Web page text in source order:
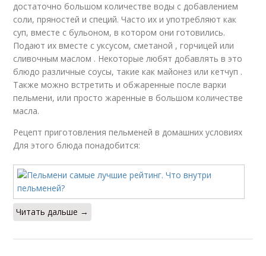
достаточно большом количестве воды с добавлением
соли, пряностей и специй. Часто их и употребляют как
суп, вместе с бульоном, в котором они готовились.
Подают их вместе с уксусом, сметаной , горчицей или
сливочным маслом . Некоторые любят добавлять в это
блюдо различные соусы, такие как майонез или кетчуп .
Также можно встретить и обжаренные после варки
пельмени, или просто жаренные в большом количестве
масла.
Рецепт приготовления пельменей в домашних условиях
Для этого блюда понадобится:
Читать дальше →